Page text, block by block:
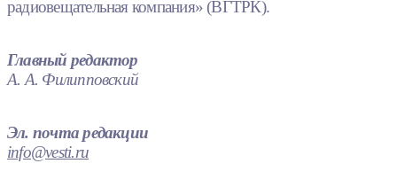
радиовещательная компания» (ВГТРК).
Главный редактор
А. А. Филипповский
Эл. почта редакции
info@vesti.ru